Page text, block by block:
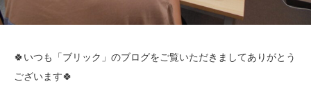
🍀いつも「ブリック」のブログをご覧いただきましてありがとう
ございます🍀